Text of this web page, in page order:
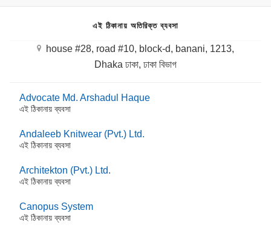
এই ঠিকানায় অতিরিক্ত ব্যবসা
house #28, road #10, block-d, banani, 1213,
Dhaka ঢাকা, ঢাকা বিভাগ
Advocate Md. Arshadul Haque
এই ঠিকানায় ব্যবসা
Andaleeb Knitwear (Pvt.) Ltd.
এই ঠিকানায় ব্যবসা
Architekton (Pvt.) Ltd.
এই ঠিকানায় ব্যবসা
Canopus System
এই ঠিকানায় ব্যবসা